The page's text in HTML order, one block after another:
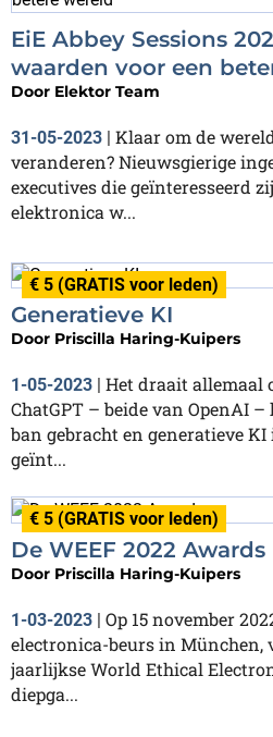
EiE Abbey Sessions
waarden voor een
Door Elektor Team
31-05-2023 | Klaar om de
veranderen? Nieuwsgierige
executives die geïnteresseerd
elektronica w...
€ 5 (GRATIS voor leden)
Generatieve KI
Door Priscilla Haring-Kuipers
1-05-2023
Het draait allemaal
ChatGPT – beide van OpenAI
ban gebracht en generatieve
geïnt...
€ 5 (GRATIS voor leden)
De WEEF 2022 Awards
Door Priscilla Haring-Kuipers
1-03-2023 | Op 15 november
electronica-beurs in München,
jaarlijkse World Ethical
diepga...